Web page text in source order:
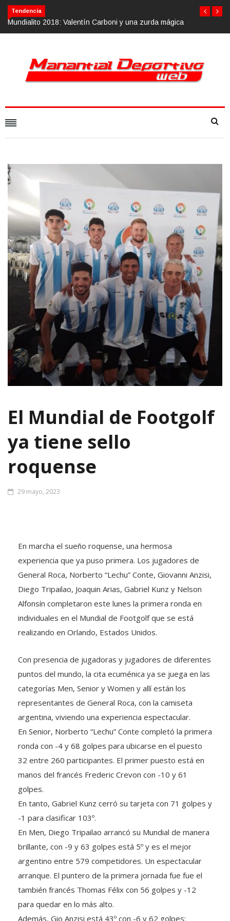
Tendencia
Carboni y una zurda mágicaCalvario Race 2018, 10 de
El Mundial de Footgolf
ya tiene sello
roquense
29 mayo, 2023
En marcha el sueño roquense, una hermosa
experiencia que ya puso primera. Los jugadores de
General Roca, Norberto “Lechu” Conte, Giovanni Anzisi,
Diego Tripailao, Joaquin Arias, Gabriel Kunz y Nelson
Alfonsín completaron este lunes la primera ronda en
individuales en el Mundial de Footgolf que se está
realizando en Orlando, Estados Unidos.
Con presencia de jugadoras y jugadores de diferentes
puntos del mundo, la cita ecuménica ya se juega en las
categorías Men, Senior y Women y allí están los
representantes de General Roca, con la camiseta
argentina, viviendo una experiencia espectacular.
En Senior, Norberto “Lechu” Conte completó la primera
ronda con -4 y 68 golpes para ubicarse en el puesto
32 entre 260 participantes. El primer puesto está en
manos del francés Frederic Crevon con -10 y 61
golpes.
En tanto, Gabriel Kunz cerró su tarjeta con 71 golpes y
-1 para clasificar 103º.
En Men, Diego Tripailao arrancó su Mundial de manera
brillante, con -9 y 63 golpes está 5º y es el mejor
argentino entre 579 competidores. Un espectacular
arranque. El puntero de la primera jornada fue fue el
también francés Thomas Félix con 56 golpes y -12
para quedar en lo más alto.
Además, Gio Anzisi está 43º con -6 y 62 golpes: